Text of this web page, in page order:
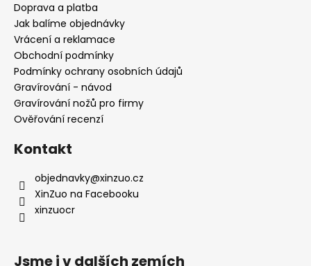
Doprava a platba
Jak balíme objednávky
Vrácení a reklamace
Obchodní podmínky
Podmínky ochrany osobních údajů
Gravírování - návod
Gravírování nožů pro firmy
Ověřování recenzí
Kontakt
objednavky@xinzuo.cz
XinZuo na Facebooku
xinzuocr
Jsme i v dalších zemích